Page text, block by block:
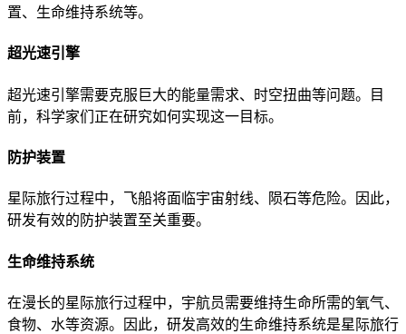
置、生命维持系统等。
超光速引擎
超光速引擎需要克服巨大的能量需求、时空扭曲等问题。目
前，科学家们正在研究如何实现这一目标。
防护装置
星际旅行过程中，飞船将面临宇宙射线、陨石等危险。因此，
研发有效的防护装置至关重要。
生命维持系统
在漫长的星际旅行过程中，宇航员需要维持生命所需的氧气、
食物、水等资源。因此，研发高效的生命维持系统是星际旅行